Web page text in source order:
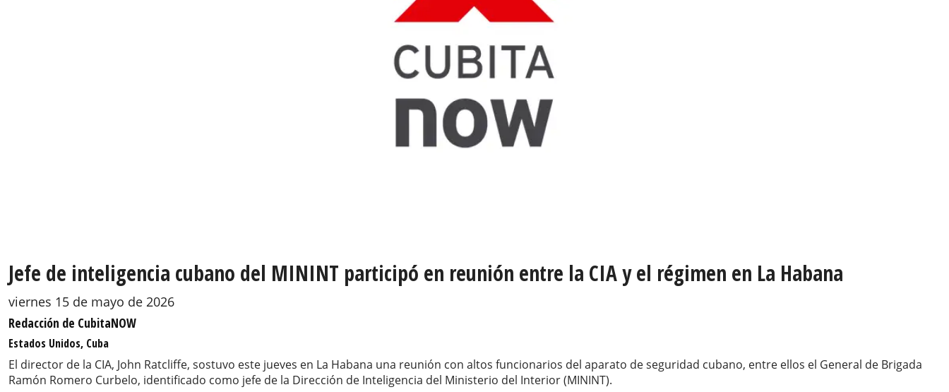
Jefe de inteligencia cubano del MININT participó en reunión entre la CIA y el régimen en La Habana
viernes 15 de mayo de 2026
Redacción de CubitaNOW
Estados Unidos, Cuba
El director de la CIA, John Ratcliffe, sostuvo este jueves en La Habana una reunión con altos funcionarios del aparato de seguridad cubano, entre ellos el General de Brigada
Ramón Romero Curbelo, identificado como jefe de la Dirección de Inteligencia del Ministerio del Interior (MININT).